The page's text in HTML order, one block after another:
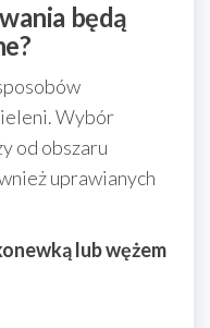
będą
Wybór
od obszaru
uprawianych
lub wężem